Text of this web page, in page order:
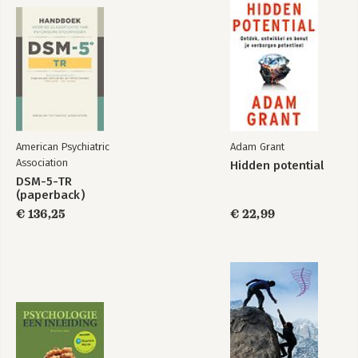
bedrijf Vidarte heeft hij als organisatiecoach binnen honderden
organisaties gewerkt met leiders en hun teams. Zijn passie
voor mensen en organisatie- en teamdynamieken benaderd
vanuit de onderstroom maken hem tot de creatieve en
inspirerende auteur van dit boek
American Psychiatric
Association
DSM-5-TR
(paperback)
€ 136,25
Adam Grant
Hidden potential
€ 22,99